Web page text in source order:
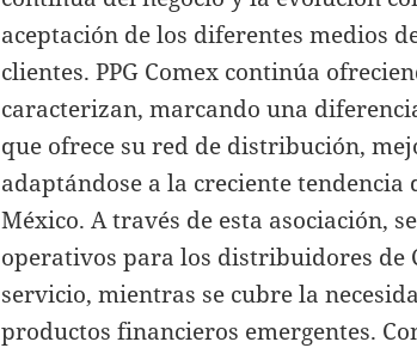
aceptación de los diferentes medios
clientes. PPG Comex continúa
caracterizan, marcando una
que ofrece su red de distribución,
adaptándose a la creciente tendencia
México. A través de esta asociación,
operativos para los distribuidores de
servicio, mientras se cubre la
productos financieros emergentes.